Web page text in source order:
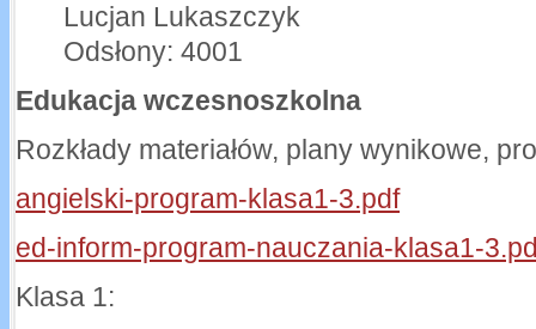
Lucjan Lukaszczyk
Odsłony: 4001
Edukacja wczesnoszkolna
Rozkłady materiałów, plany wynikowe,
angielski-program-klasa1-3.pdf
ed-inform-program-nauczania-klasa1-
Klasa 1: